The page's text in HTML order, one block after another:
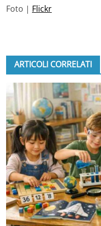
Foto | Flickr
ARTICOLI CORRELATI